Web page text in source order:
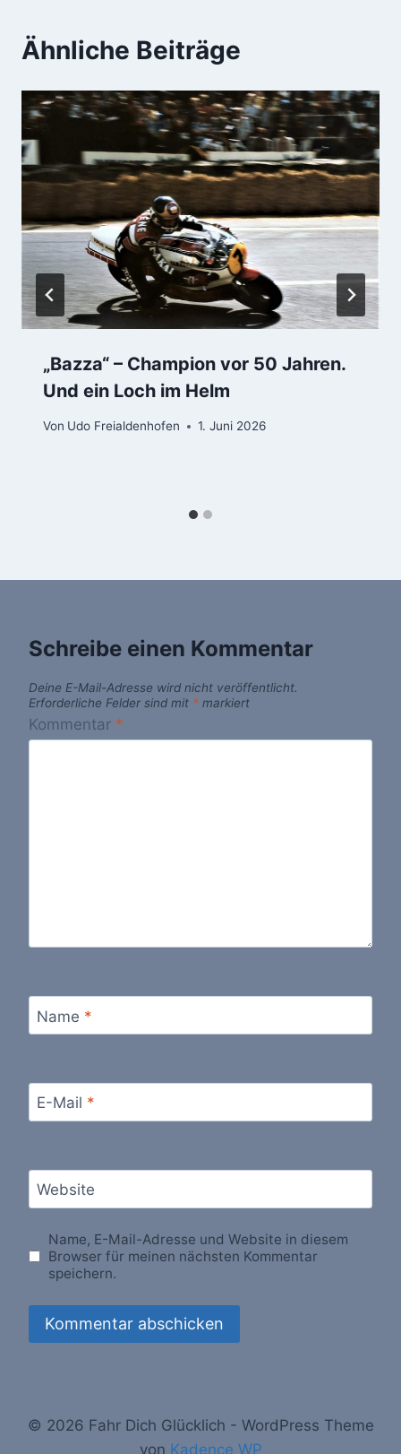
Ähnliche Beiträge
„Bazza“ – Champion vor 50 Jahren.
Und ein Loch im Helm
Von Udo Freialdenhofen 1. Juni 2026
Schreibe einen Kommentar
Deine E-Mail-Adresse wird nicht veröffentlicht.
Erforderliche Felder sind mit * markiert
Kommentar *
Name *
E-Mail *
Website
Name, E-Mail-Adresse und Website in diesem
Browser für meinen nächsten Kommentar
speichern.
© 2026 Fahr Dich Glücklich - WordPress Theme
von Kadence WP